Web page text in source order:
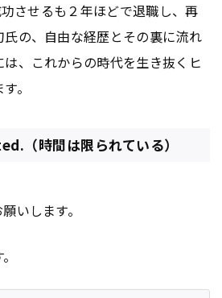
させるも２年ほどで退職し、再
の、自由な経歴とその裏に流れ
、これからの時代を生き抜くヒ
。
（時間は限られている）
いします。